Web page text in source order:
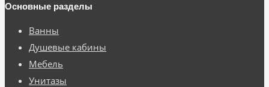
Основные разделы
Ванны
Душевые кабины
Мебель
Унитазы